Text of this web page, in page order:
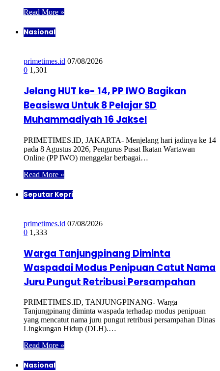
Read More »
Nasional
primetimes.id 07/08/2026
0 1,301
Jelang HUT ke- 14, PP IWO Bagikan
Beasiswa Untuk 8 Pelajar SD
Muhammadiyah 16 Jaksel
PRIMETIMES.ID, JAKARTA- Menjelang hari jadinya ke 14
pada 8 Agustus 2026, Pengurus Pusat Ikatan Wartawan
Online (PP IWO) menggelar berbagai…
Read More »
Seputar Kepri
primetimes.id 07/08/2026
0 1,333
Warga Tanjungpinang Diminta
Waspadai Modus Penipuan Catut Nama
Juru Pungut Retribusi Persampahan
PRIMETIMES.ID, TANJUNGPINANG- Warga
Tanjungpinang diminta waspada terhadap modus penipuan
yang mencatut nama juru pungut retribusi persampahan Dinas
Lingkungan Hidup (DLH).…
Read More »
Nasional